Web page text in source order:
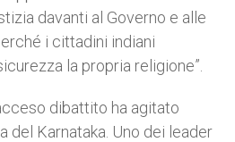
davanti al Governo e alle
i cittadini indiani
la propria religione”.
dibattito ha agitato
del Karnataka. Uno dei leader